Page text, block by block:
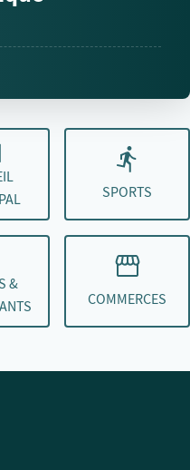
SPORTS
&
COMMERCES